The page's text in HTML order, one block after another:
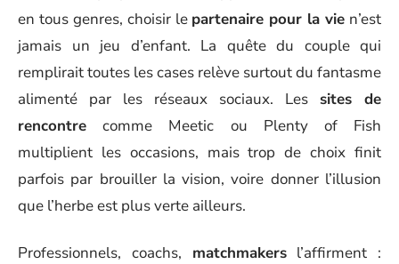
en tous genres, choisir le partenaire pour la vie n’est
jamais un jeu d’enfant. La quête du couple qui
remplirait toutes les cases relève surtout du fantasme
alimenté par les réseaux sociaux. Les sites de
rencontre comme Meetic ou Plenty of Fish
multiplient les occasions, mais trop de choix finit
parfois par brouiller la vision, voire donner l’illusion
que l’herbe est plus verte ailleurs.
Professionnels, coachs, matchmakersl’affirment :